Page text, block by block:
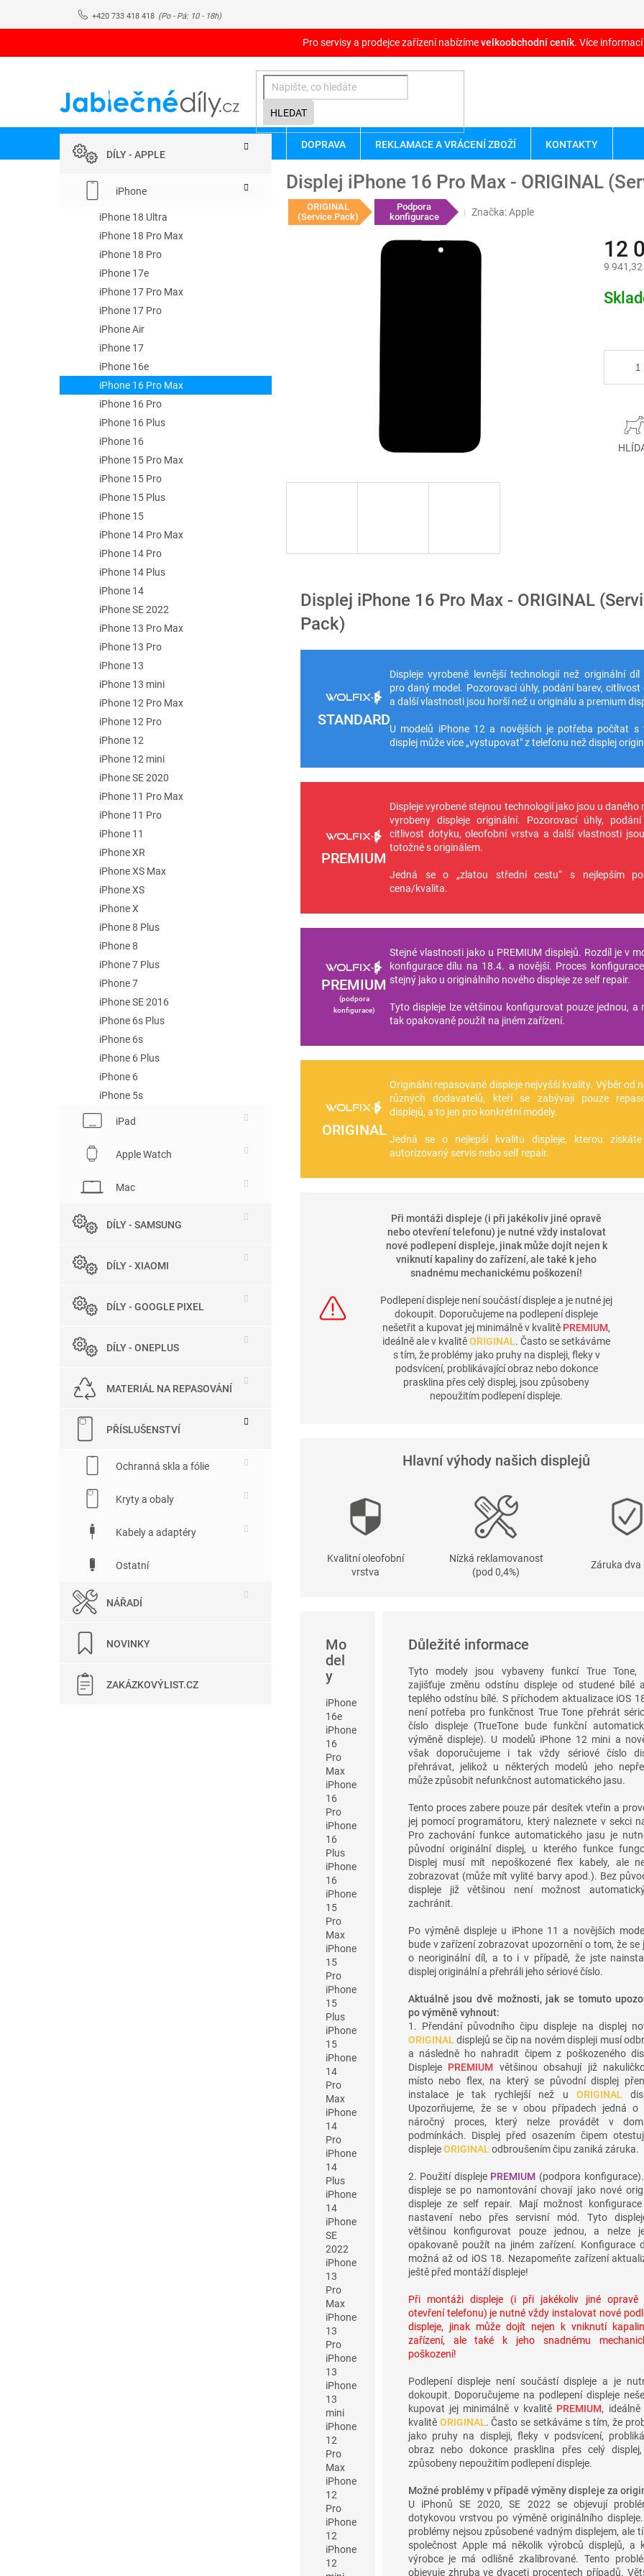
+420 733 418 418
Pro servisy a prodejce zařízení nabízímevelkoobchodní ceník. Více
HLEDAT
DOPRAVA REKLAMACE A VRÁCENÍ ZBOŽÍ KONTAKTY
o
kategorieDÍLY - APPLE
iPhone
iPhone 18 Ultra
iPhone 18 Pro Max
iPhone 18 Pro
iPhone 17e
iPhone 17 Pro Max
iPhone 17 Pro
iPhone Air
iPhone 17
iPhone 16e
iPhone 16 Pro Max
iPhone 16 Pro
iPhone 16 Plus
iPhone 16
iPhone 15 Pro Max
iPhone 15 Pro
iPhone 15 Plus
iPhone 15
iPhone 14 Pro Max
iPhone 14 Pro
iPhone 14 Plus
iPhone 14
iPhone SE 2022
iPhone 13 Pro Max
iPhone 13 Pro
iPhone 13
iPhone 13 mini
iPhone 12 Pro Max
iPhone 12 Pro
iPhone 12
iPhone 12 mini
iPhone SE 2020
iPhone 11 Pro Max
iPhone 11 Pro
iPhone 11
iPhone XR
iPhone XS Max
iPhone XS
iPhone X
iPhone 8 Plus
iPhone 8
iPhone 7 Plus
iPhone 7
iPhone SE 2016
iPhone 6s Plus
iPhone 6s
iPhone 6 Plus
iPhone 6
iPhone 5s
iPad
Apple Watch
Mac
DÍLY - SAMSUNG
DÍLY - XIAOMI
DÍLY - GOOGLE PIXEL
DÍLY - ONEPLUS
MATERIÁL NA REPASOVÁNÍ
PŘÍSLUŠENSTVÍ
Ochranná skla a fólie
Kryty a obaly
Kabely a adaptéry
Ostatní
NÁŘADÍ
NOVINKY
ZAKÁZKOVÝLIST.CZ
Displej iPhone 16 Pro Max - ORIGINAL
ORIGINAL
(Service Pack)
Podpora
konfigurace
Značka:Apple
12
9 941,32
cena:
Displej iPhone 16 Pro Max - ORIGINAL
Pack)
STANDARD
Displeje vyrobené levnější technologií než originální díl
pro daný model. Pozorovací úhly, podání barev,
a další vlastnosti jsou horší než u originálu a premium
U modelů iPhone 12 a novějších je potřeba počítat s
displej může více „vystupovat" z telefonu než displej
PREMIUM
Displeje vyrobené stejnou technologií jako jsou u daného
vyrobeny displeje originální. Pozorovací úhly, podání
citlivost dotyku, oleofobní vrstva a další vlastnosti
totožné s originálem.
Jedná se o „zlatou střední cestu“ s nejlepším
cena/kvalita.
PREMIUM
(podpora
konfigurace)
Stejné vlastnosti jako u PREMIUM displejů. Rozdíl je v
konfigurace dílu na 18.4. a novější. Proces
stejný jako u originálního nového displeje ze self repair.
Tyto displeje lze většinou konfigurovat pouze jednou, a
tak opakovaně použít na jiném zařízení.
ORIGINAL
Originální repasované displeje nejvyšší kvality. Výběr od
různých dodavatelů, kteří se zabývají pouze
displejů, a to jen pro konkrétní modely.
Jedná se o nejlepší kvalitu displeje, kterou
autorizovaný servis nebo self repair.
Při montáži displeje (i při jakékoliv jiné opravě
nebo otevření telefonu) je nutné vždy instalovat
nové podlepení displeje, jinak může dojít nejen k
vniknutí kapaliny do zařízení, ale také k jeho
snadnému mechanickému poškození!
Podlepení displeje není součástí displeje a je nutné jej
dokoupit. Doporučujeme na podlepení displeje
nešetřit a kupovat jej minimálně v kvalitě PREMIUM,
ideálně ale v kvalitěORIGINAL. Často se setkáváme
s tím, že problémy jako pruhy na displeji, fleky v
podsvícení, problikávající obraz nebo dokonce
prasklina přes celý displej, jsou způsobeny
nepoužitím podlepení displeje.
Hlavní výhody našich displejů
Kvalitní oleofobní
vrstva
Nízká reklamovanost
(pod 0,4%)
Záruka dva
Mo
del
y
iPhone
16e
iPhone
16
Pro
Max
iPhone
16
Pro
iPhone
16
Plus
iPhone
16
iPhone
15
Pro
Max
iPhone
15
Pro
iPhone
15
Plus
iPhone
15
iPhone
14
Pro
Max
iPhone
14
Pro
iPhone
14
Plus
iPhone
14
iPhone
SE
2022
iPhone
13
Pro
Max
iPhone
13
Pro
iPhone
13
iPhone
13
mini
iPhone
12
Pro
Max
iPhone
12
Pro
iPhone
12
iPhone
12
Důležité informace
Tyto modely jsou vybaveny funkcí True Tone,
zajišťuje změnu odstínu displeje od studené bílé
teplého odstínu bílé. S příchodem aktualizace iOS
není potřeba pro funkčnost True Tone přehrát
číslo displeje (TrueTone bude funkční
výměně displeje). U modelů iPhone 12 mini a
však doporučujeme i tak vždy sériové číslo
přehrávat, jelikož u některých modelů jeho
může způsobit nefunkčnost automatického jasu.
Tento proces zabere pouze pár desítek vteřin a
jej pomocí programátoru, který naleznete v sekci
Pro zachování funkce automatického jasu je
původní originální displej, u kterého funkce
Displej musí mít nepoškozené flex kabely, ale
zobrazovat (může mít vylité barvy apod.). Bez
displeje již většinou není možnost
zachránit.
Po výměně displeje u iPhone 11 a novějších
bude v zařízení zobrazovat upozornění o tom, že se
o neoriginální díl, a to i v případě, že jste
displej originální a přehráli jeho sériové číslo.
Aktuálně jsou dvě možnosti, jak se tomuto
po výměně vyhnout:
1. Přendání původního čipu displeje na displej
ORIGINAL displejů se čip na novém displeji musí
a následně ho nahradit čipem z poškozeného
Displeje PREMIUM většinou obsahují již
místo nebo flex, na který se původní displej
instalace je tak rychlejší než u ORIGINAL
Upozorňujeme, že se v obou případech jedná o
náročný proces, který nelze provádět v
podmínkách. Displej před osazením čipem
displejeORIGINAL odbroušením čipu zaniká záruka.
2. Použití displeje PREMIUM (podpora
displeje se po namontování chovají jako nové
displeje ze self repair. Mají možnost
nastavení nebo přes servisní mód. Tyto
většinou konfigurovat pouze jednou, a nelze
opakovaně použít na jiném zařízení. Konfigurace
možná až od iOS 18. Nezapomeňte zařízení
ještě před montáží displeje!
Při montáži displeje (i při jakékoliv jiné opravě
otevření telefonu) je nutné vždy instalovat nové
displeje, jinak může dojít nejen k vniknutí
zařízení, ale také k jeho snadnému
poškození!
Podlepení displeje není součástí displeje a je
dokoupit. Doporučujeme na podlepení displeje
kupovat jej minimálně v kvalitě PREMIUM,
kvalitě ORIGINAL. Často se setkáváme s tím, že
jako pruhy na displeji, fleky v podsvícení,
obraz nebo dokonce prasklina přes celý
způsobeny nepoužitím podlepení displeje.
Možné problémy v případě výměny displeje za
U iPhonů SE 2020, SE 2022 se objevují
dotykovou vrstvou po výměně originálního
problémy nejsou způsobené vadným displejem, ale
společnost Apple má několik výrobců displejů, a
výrobce je má odlišně zkalibrované. Tento
objevuje zhruba ve dvaceti procentech případů.